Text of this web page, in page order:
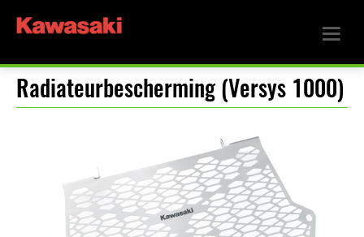
Radiateurbescherming (Versys 1000)